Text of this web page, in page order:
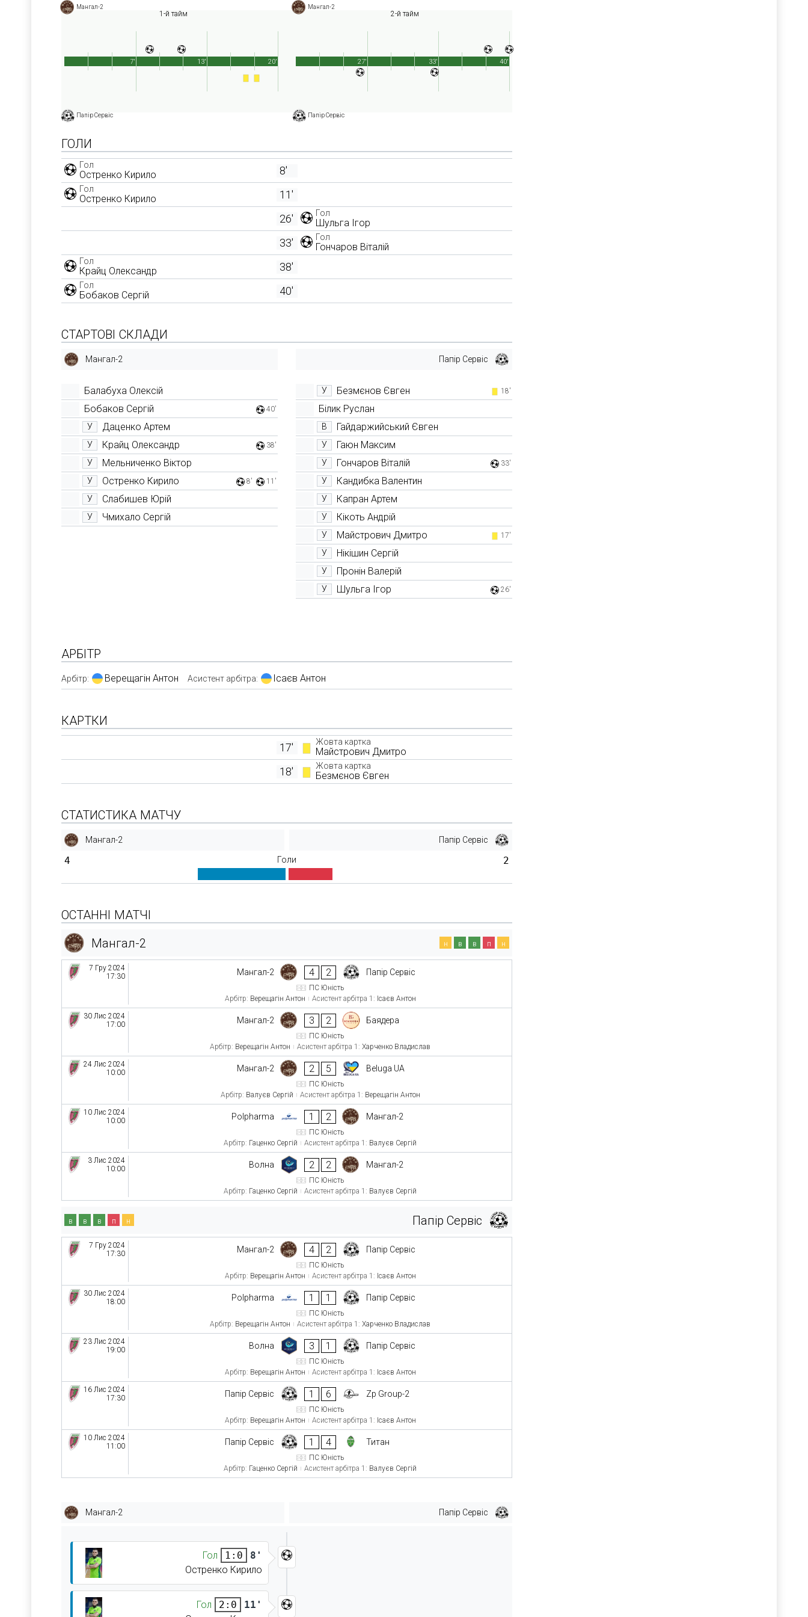
Мангал-2
1-й тайм
Папір Сервіс
20'
7' 13'
Мангал-2
2-й тайм
Папір Сервіс
40'
27' 33'
ГОЛИ
Гол
Остренко Кирило 8'
Гол
Остренко Кирило
11'
26'
Гол
Шульга Ігор
33' Гол
Гончаров Віталій
Гол
Крайц Олександр 38'
Гол
Бобаков Сергій 40'
СТАРТОВІ СКЛАДИ
Мангал-2
Балабуха Олексій
Бобаков Сергій
40'
У Даценко Артем
У Крайц Олександр 38'
У Мельниченко Віктор
У Остренко Кирило 8' 11'
У Слабишев Юрій
У Чмихало Сергій
Папір Сервіс
У Безмєнов Євген 18'
Білик Руслан
В Гайдаржийський Євген
У Гаюн Максим
У Гончаров Віталій 33'
У Кандибка Валентин
У Капран Артем
У Кікоть Андрій
У Майстрович Дмитро 17'
У Нікішин Сергій
У Пронін Валерій
У Шульга Ігор 26'
АРБІТР
Арбітр: Верещагін Антон Асистент арбітра: Ісаєв Антон
КАРТКИ
17' Жовта картка
Майстрович Дмитро
18' Жовта картка
Безмєнов Євген
СТАТИСТИКА МАТЧУ
Мангал-2 Папір Сервіс
4 Голи 2
ОСТАННІ МАТЧІ
Мангал-2
н в в п н
7 Гру 2024
17:30
Мангал-2 4 2 Папір Сервіс
ПС Юність
Арбітр: Верещагін Антон Асистент арбітра 1: Ісаєв Антон
30 Лис 2024
17:00
Мангал-2 3 2 Баядера
ПС Юність
Арбітр: Верещагін Антон Асистент арбітра 1: Харченко Владислав
24 Лис 2024
10:00
Мангал-2 2 5 Beluga UA
ПС Юність
Арбітр: Валуєв Сергій Асистент арбітра 1: Верещагін Антон
10 Лис 2024
10:00
Polpharma 1 2 Мангал-2
ПС Юність
Арбітр: Гаценко Сергій Асистент арбітра 1: Валуєв Сергій
3 Лис 2024
10:00
Волна 2 2 Мангал-2
ПС Юність
Арбітр: Гаценко Сергій Асистент арбітра 1: Валуєв Сергій
Папір Сервіс
в в в п н
7 Гру 2024
17:30
Мангал-2 4 2 Папір Сервіс
ПС Юність
Арбітр: Верещагін Антон Асистент арбітра 1: Ісаєв Антон
30 Лис 2024
18:00
Polpharma 1 1 Папір Сервіс
ПС Юність
Арбітр: Верещагін Антон Асистент арбітра 1: Харченко Владислав
23 Лис 2024
19:00
Волна 3 1 Папір Сервіс
ПС Юність
Арбітр: Верещагін Антон Асистент арбітра 1: Ісаєв Антон
16 Лис 2024
17:30
Папір Сервіс 1 6 Zp Group-2
ПС Юність
Арбітр: Верещагін Антон Асистент арбітра 1: Ісаєв Антон
10 Лис 2024
11:00
Папір Сервіс 1 4 Титан
ПС Юність
Арбітр: Гаценко Сергій Асистент арбітра 1: Валуєв Сергій
Мангал-2 Папір Сервіс
Гол 1:0
8'
Остренко Кирило
Гол 2:0
11'